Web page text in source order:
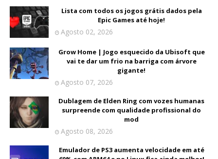
Lista com todos os jogos grátis dados pela
Epic Games até hoje!
Agosto 02, 2026
Grow Home | Jogo esquecido da Ubisoft que
vai te dar um frio na barriga com árvore
gigante!
Agosto 07, 2026
Dublagem de Elden Ring com vozes humanas
surpreende com qualidade profissional do
mod
Agosto 08, 2026
Emulador de PS3 aumenta velocidade em até